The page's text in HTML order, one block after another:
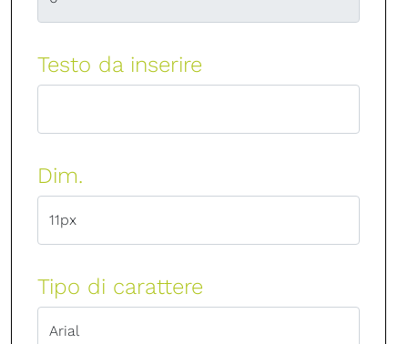
Testo da inserire
Dim.
Tipo di carattere